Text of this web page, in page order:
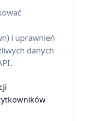
i uprawnień
danych